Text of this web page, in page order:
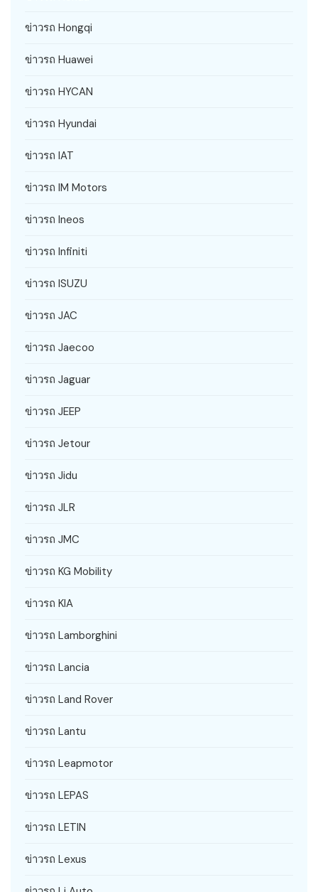
ข่าวรถ Hongqi
ข่าวรถ Huawei
ข่าวรถ HYCAN
ข่าวรถ Hyundai
ข่าวรถ IAT
ข่าวรถ IM Motors
ข่าวรถ Ineos
ข่าวรถ Infiniti
ข่าวรถ ISUZU
ข่าวรถ JAC
ข่าวรถ Jaecoo
ข่าวรถ Jaguar
ข่าวรถ JEEP
ข่าวรถ Jetour
ข่าวรถ Jidu
ข่าวรถ JLR
ข่าวรถ JMC
ข่าวรถ KG Mobility
ข่าวรถ KIA
ข่าวรถ Lamborghini
ข่าวรถ Lancia
ข่าวรถ Land Rover
ข่าวรถ Lantu
ข่าวรถ Leapmotor
ข่าวรถ LEPAS
ข่าวรถ LETIN
ข่าวรถ Lexus